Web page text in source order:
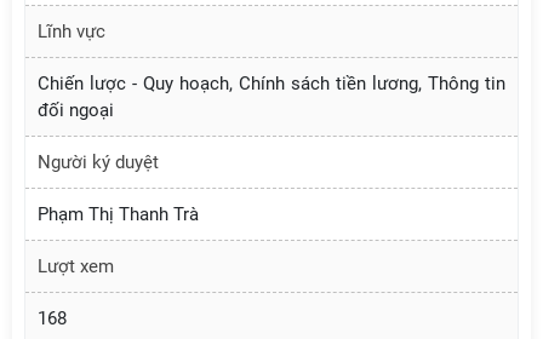
Lĩnh vực
Chiến lược - Quy hoạch, Chính sách tiền lương, Thông tin
đối ngoại
Người ký duyệt
Phạm Thị Thanh Trà
Lượt xem
168